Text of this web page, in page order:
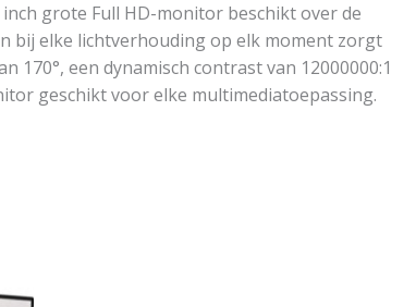
grote Full HD-monitor beschikt over de
bij elke lichtverhouding op elk moment zorgt
170°, een dynamisch contrast van 12000000:1
geschikt voor elke multimediatoepassing.